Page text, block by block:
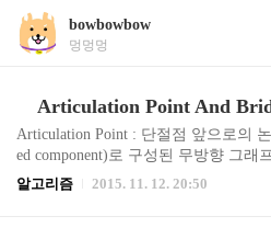
bowbowbow
멍멍멍
Articulation Point And
Articulation Point : 단절점 앞으로의
ed component)로 구성된 무방향 그래
아래 무방향 그래프에서 단절점(절단
알고리즘 2015. 11. 12. 20:50